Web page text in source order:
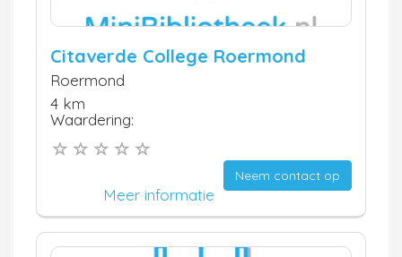
Citaverde College Roermond
Roermond
4 km
Waardering:
Neem contact op
Meer informatie